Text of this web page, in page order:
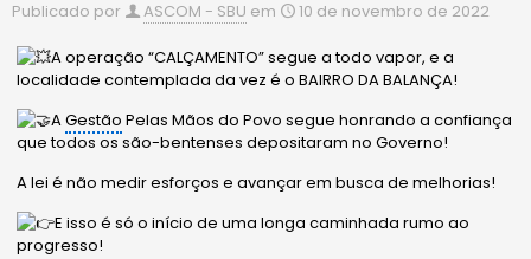
Publicado por ASCOM - SBU em 10 de novembro de 2022
A operação “CALÇAMENTO” segue a todo vapor, e a
localidade contemplada da vez é o BAIRRO DA BALANÇA!
AGestão Pelas Mãos do Povo segue honrando a confiança
que todos os são-bentenses depositaram no Governo!
A lei é não medir esforços e avançar em busca de melhorias!
Eisso é só o início de uma longa caminhada rumo ao
progresso!